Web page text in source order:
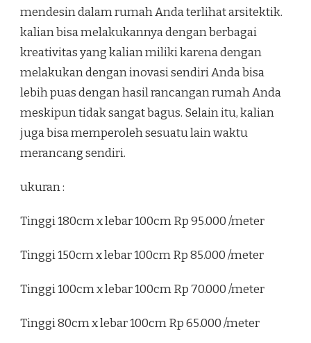
mendesin dalam rumah Anda terlihat arsitektik.
kalian bisa melakukannya dengan berbagai
kreativitas yang kalian miliki karena dengan
melakukan dengan inovasi sendiri Anda bisa
lebih puas dengan hasil rancangan rumah Anda
meskipun tidak sangat bagus. Selain itu, kalian
juga bisa memperoleh sesuatu lain waktu
merancang sendiri.
ukuran :
Tinggi 180cm x lebar 100cm Rp 95.000 /meter
Tinggi 150cm x lebar 100cm Rp 85.000 /meter
Tinggi 100cm x lebar 100cm Rp 70.000 /meter
Tinggi 80cm x lebar 100cm Rp 65.000 /meter